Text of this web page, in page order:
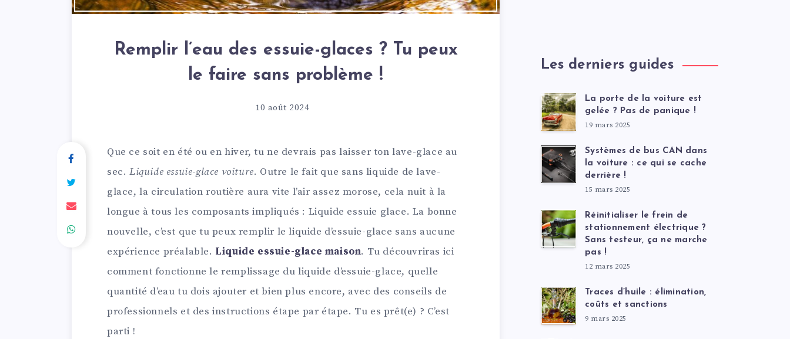
Remplir l’eau des essuie-glaces ? Tu peux
le faire sans problème !
10 août 2024
Que ce soit en été ou en hiver, tu ne devrais pas laisser ton lave-glace au
sec. Liquide essuie-glace voiture. Outre le fait que sans liquide de lave-
glace, la circulation routière aura vite l’air assez morose, cela nuit à la
longue à tous les composants impliqués : Liquide essuie glace. La bonne
nouvelle, c’est que tu peux remplir le liquide d’essuie-glace sans aucune
expérience préalable. Liquide essuie-glace maison. Tu découvriras ici
comment fonctionne le remplissage du liquide d’essuie-glace, quelle
quantité d’eau tu dois ajouter et bien plus encore, avec des conseils de
professionnels et des instructions étape par étape. Tu es prêt(e) ? C’est
parti !
Les derniers guides
La porte de la voiture est
gelée ? Pas de panique !
19 mars 2025
Systèmes de bus CAN dans
la voiture : ce qui se cache
derrière !
15 mars 2025
Réinitialiser le frein de
stationnement électrique ?
Sans testeur, ça ne marche
pas !
12 mars 2025
Traces d’huile : élimination,
coûts et sanctions
9 mars 2025